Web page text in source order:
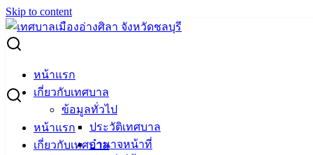
Skip to content
หน้าแรก
เกี่ยวกับเทศบาล
ข้อมูลทั่วไป
ประวัติเทศบาล
อำนาจหน้าที่
หน้าแรก
เกี่ยวกับเทศบาล
Search for:
ผู้ชนะการเสนอราคา ซื้อหมึกถ่ายเอกสาร 4 รายการ
ผู้ชนะการเสนอราคา ซื้อหมึกถ่ายเอกสาร 4
รายการ